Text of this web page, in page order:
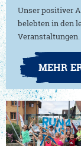
Unser positiver
belebten in den
MEHR